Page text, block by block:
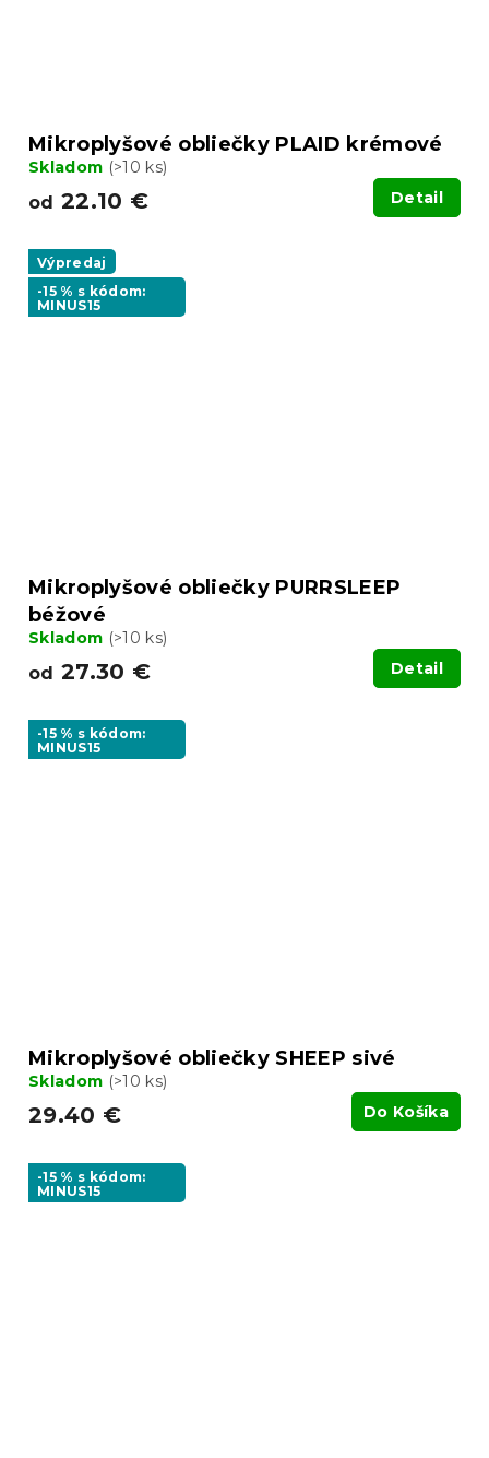
Mikroplyšové obliečky PLAID krémové
Skladom (>10 ks)
od 22.10 € Detail
Výpredaj
-15 % s kódom:
MINUS15
Mikroplyšové obliečky PURRSLEEP
béžové
Skladom (>10 ks)
od 27.30 € Detail
-15 % s kódom:
MINUS15
Mikroplyšové obliečky SHEEP sivé
Skladom (>10 ks)
29.40 € Do Košíka
-15 % s kódom:
MINUS15